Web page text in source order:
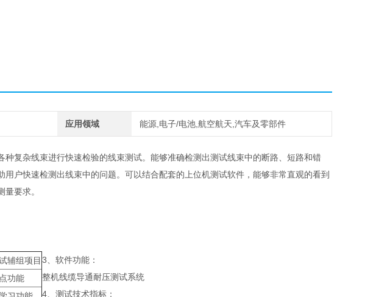
应用领域 能源,电子/电池,航空航天,汽车及零部件
种复杂线束进行快速检验的线束测试。能够准确检测出测试线束中的断路、短路和错
户快速检测出线束中的问题。可以结合配套的上位机测试软件，能够非常直观的看到
要求。
辅组项目
功能
3、软件功能：
整机线缆导通耐压测试系统
4、测试技术指标：